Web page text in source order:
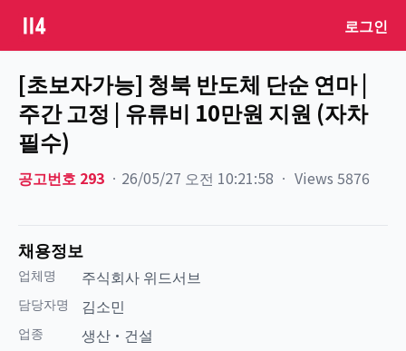
로그인
[초보자가능] 청북 반도체 단순 연마 |
주간 고정 | 유류비 10만원 지원 (자차
필수)
공고번호 293 ㆍ 26/05/27 오전 10:21:58 ㆍ Views 5876
채용정보
업체명 주식회사 위드서브
담당자명 김소민
업종 생산·건설